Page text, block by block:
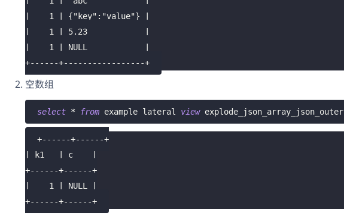
|    1 | {"key":"value"} |
|    1 | 5.23            |
|    1 | NULL            |
+------+-----------------+
空数组
select * from example lateral view explode_json_array_json_outer
+------+------+
| k1   | c    |
+------+------+
|    1 | NULL |
+------+------+